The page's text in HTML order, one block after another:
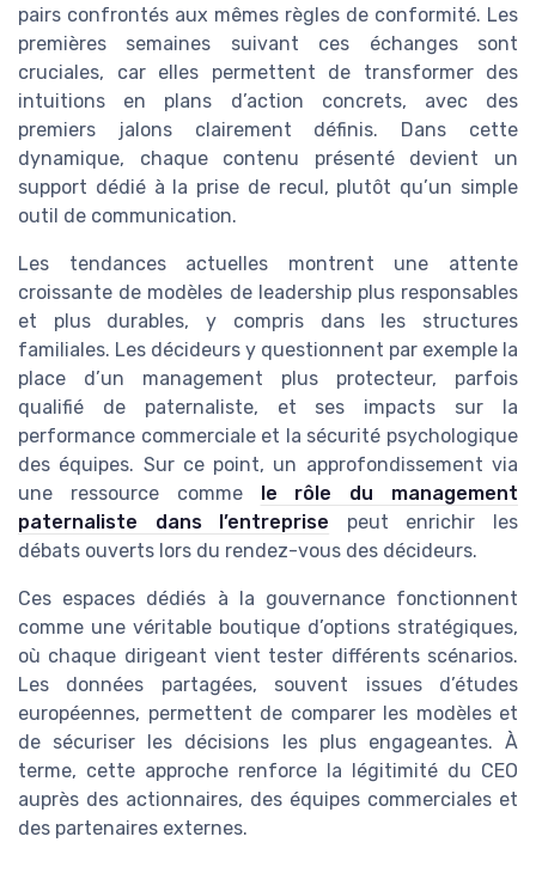
pairs confrontés aux mêmes règles de conformité. Les
premières semaines suivant ces échanges sont
cruciales, car elles permettent de transformer des
intuitions en plans d’action concrets, avec des
premiers jalons clairement définis. Dans cette
dynamique, chaque contenu présenté devient un
support dédié à la prise de recul, plutôt qu’un simple
outil de communication.
Les tendances actuelles montrent une attente
croissante de modèles de leadership plus responsables
et plus durables, y compris dans les structures
familiales. Les décideurs y questionnent par exemple la
place d’un management plus protecteur, parfois
qualifié de paternaliste, et ses impacts sur la
performance commerciale et la sécurité psychologique
des équipes. Sur ce point, un approfondissement via
une ressource comme
le rôle du management
paternaliste dans l’entreprise peut enrichir les
débats ouverts lors du rendez-vous des décideurs.
Ces espaces dédiés à la gouvernance fonctionnent
comme une véritable boutique d’options stratégiques,
où chaque dirigeant vient tester différents scénarios.
Les données partagées, souvent issues d’études
européennes, permettent de comparer les modèles et
de sécuriser les décisions les plus engageantes. À
terme, cette approche renforce la légitimité du CEO
auprès des actionnaires, des équipes commerciales et
des partenaires externes.